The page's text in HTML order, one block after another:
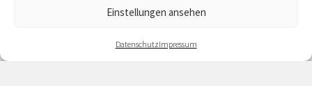
Einstellungen ansehen
DatenschutzImpressum